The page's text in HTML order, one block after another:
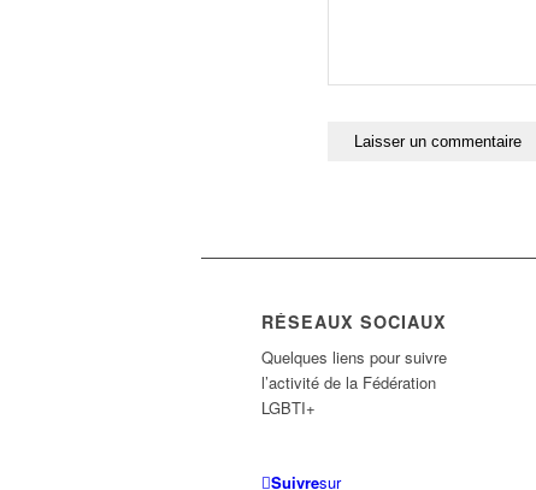
RÉSEAUX SOCIAUX
Quelques liens pour suivre
l’activité de la Fédération
LGBTI+
Suivresur